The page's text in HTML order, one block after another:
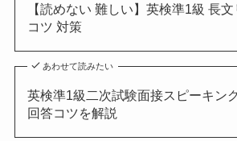
【読めない 難しい】英検準1級 長
コツ 対策
あわせて読みたい
英検準1級二次試験面接スピーキン
回答コツを解説